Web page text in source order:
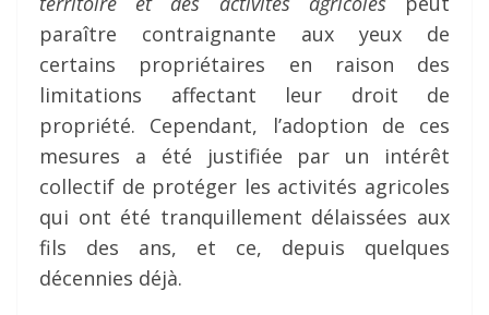
paraître contraignante aux yeux de
certains propriétaires en raison des
limitations affectant leur droit de
propriété. Cependant, l’adoption de ces
mesures a été justifiée par un intérêt
collectif de protéger les activités agricoles
qui ont été tranquillement délaissées aux
fils des ans, et ce, depuis quelques
décennies déjà.